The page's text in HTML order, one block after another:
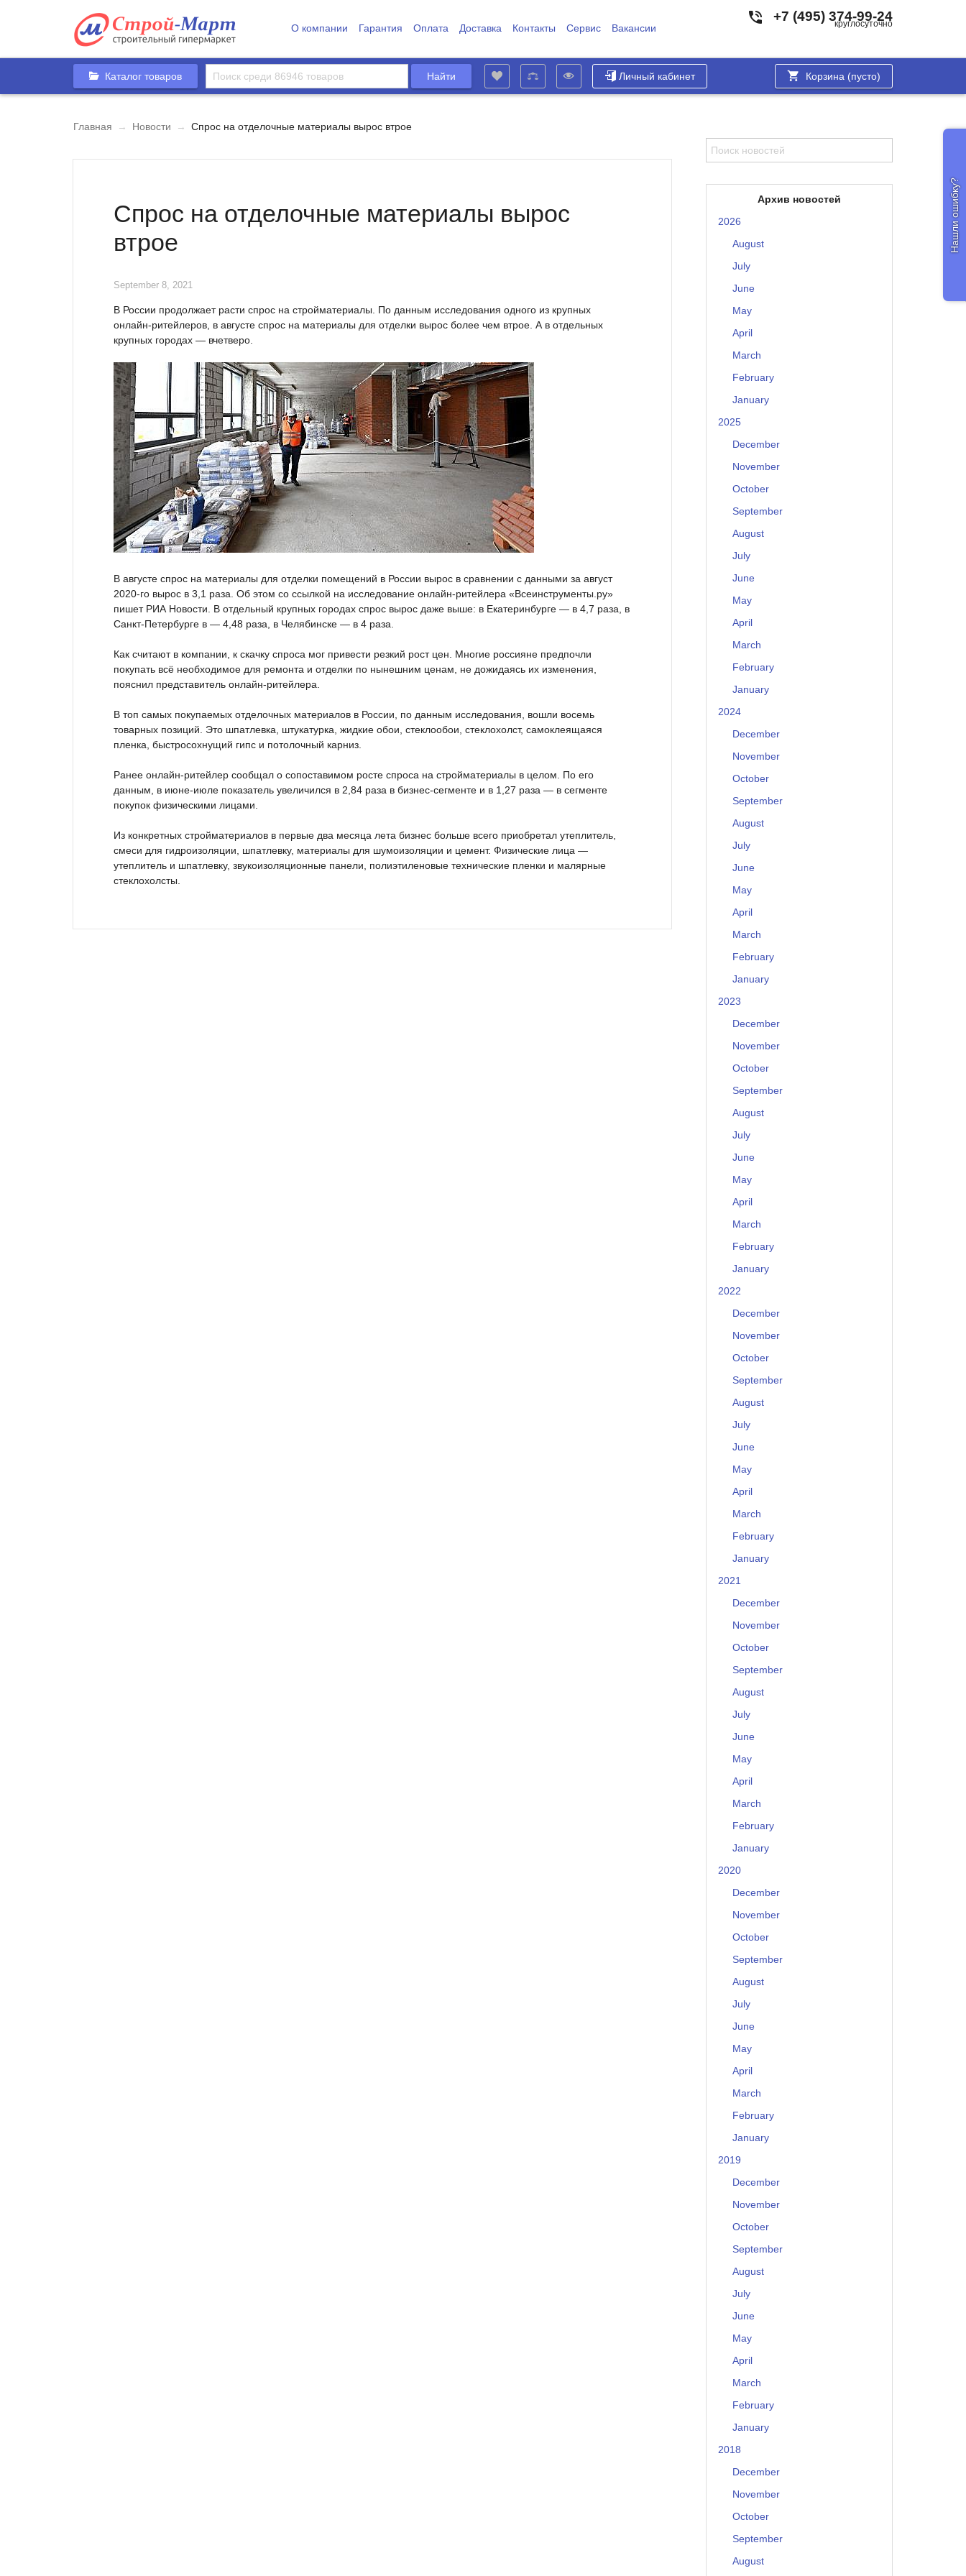
О компании Гарантия Оплата Доставка Контакты Сервис Вакансии
+7 (495) 374-99-24
круглосуточно
Каталог товаров Личный кабинет Корзина (пусто)
Главная → Новости → Спрос на отделочные материалы вырос втрое
Спрос на отделочные материалы вырос
втрое
September 8, 2021
В России продолжает расти спрос на стройматериалы. По данным исследования одного из крупных
онлайн-ритейлеров, в августе спрос на материалы для отделки вырос более чем втрое. А в отдельных
крупных городах — вчетверо.
В августе спрос на материалы для отделки помещений в России вырос в сравнении с данными за август
2020-го вырос в 3,1 раза. Об этом со ссылкой на исследование онлайн-ритейлера «Всеинструменты.ру»
пишет РИА Новости. В отдельный крупных городах спрос вырос даже выше: в Екатеринбурге — в 4,7 раза, в
Санкт-Петербурге в — 4,48 раза, в Челябинске — в 4 раза.
Как считают в компании, к скачку спроса мог привести резкий рост цен. Многие россияне предпочли
покупать всё необходимое для ремонта и отделки по нынешним ценам, не дожидаясь их изменения,
пояснил представитель онлайн-ритейлера.
В топ самых покупаемых отделочных материалов в России, по данным исследования, вошли восемь
товарных позиций. Это шпатлевка, штукатурка, жидкие обои, стеклообои, стеклохолст, самоклеящаяся
пленка, быстросохнущий гипс и потолочный карниз.
Ранее онлайн-ритейлер сообщал о сопоставимом росте спроса на стройматериалы в целом. По его
данным, в июне-июле показатель увеличился в 2,84 раза в бизнес-сегменте и в 1,27 раза — в сегменте
покупок физическими лицами.
Из конкретных стройматериалов в первые два месяца лета бизнес больше всего приобретал утеплитель,
смеси для гидроизоляции, шпатлевку, материалы для шумоизоляции и цемент. Физические лица —
утеплитель и шпатлевку, звукоизоляционные панели, полиэтиленовые технические пленки и малярные
стеклохолсты.
Архив новостей
2026
August
July
June
May
April
March
February
January
2025
December
November
October
September
August
July
June
May
April
March
February
January
2024
December
November
October
September
August
July
June
May
April
March
February
January
2023
December
November
October
September
August
July
June
May
April
March
February
January
2022
December
November
October
September
August
July
June
May
April
March
February
January
2021
December
November
October
September
August
July
June
May
April
March
February
January
2020
December
November
October
September
August
July
June
May
April
March
February
January
2019
December
November
October
September
August
July
June
May
April
March
February
January
2018
December
November
October
September
August
Нашли ошибку?